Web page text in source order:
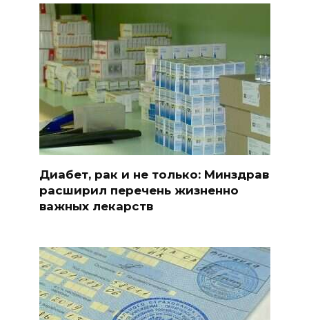
Диабет, рак и не только: Минздрав
расширил перечень жизненно
важных лекарств